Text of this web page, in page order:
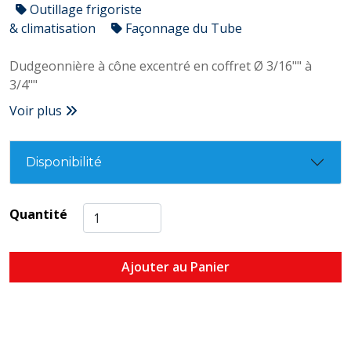
Outillage frigoriste
& climatisation
Façonnage du Tube
Dudgeonnière à cône excentré en coffret Ø 3/16"" à
3/4""
Voir plus
Disponibilité
Quantité
Ajouter au Panier